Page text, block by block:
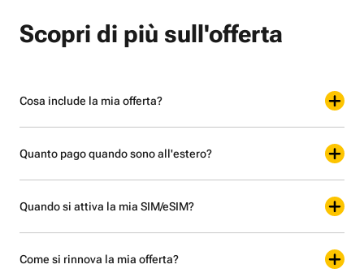
Scopri di più sull'offerta
Cosa include la mia offerta?
Quanto pago quando sono all'estero?
Quando si attiva la mia SIM/eSIM?
Come si rinnova la mia offerta?